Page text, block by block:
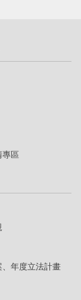
專區
年度立法計畫